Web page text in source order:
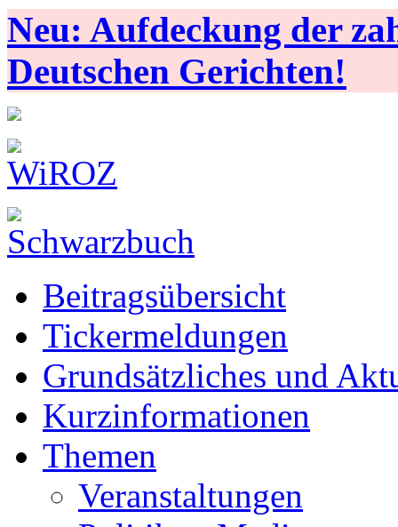
Neu: Aufdeckung der
Deutschen Gerichten!
Beitragsübersicht
Tickermeldungen
Grundsätzliches und
Kurzinformationen
Themen
Veranstaltungen